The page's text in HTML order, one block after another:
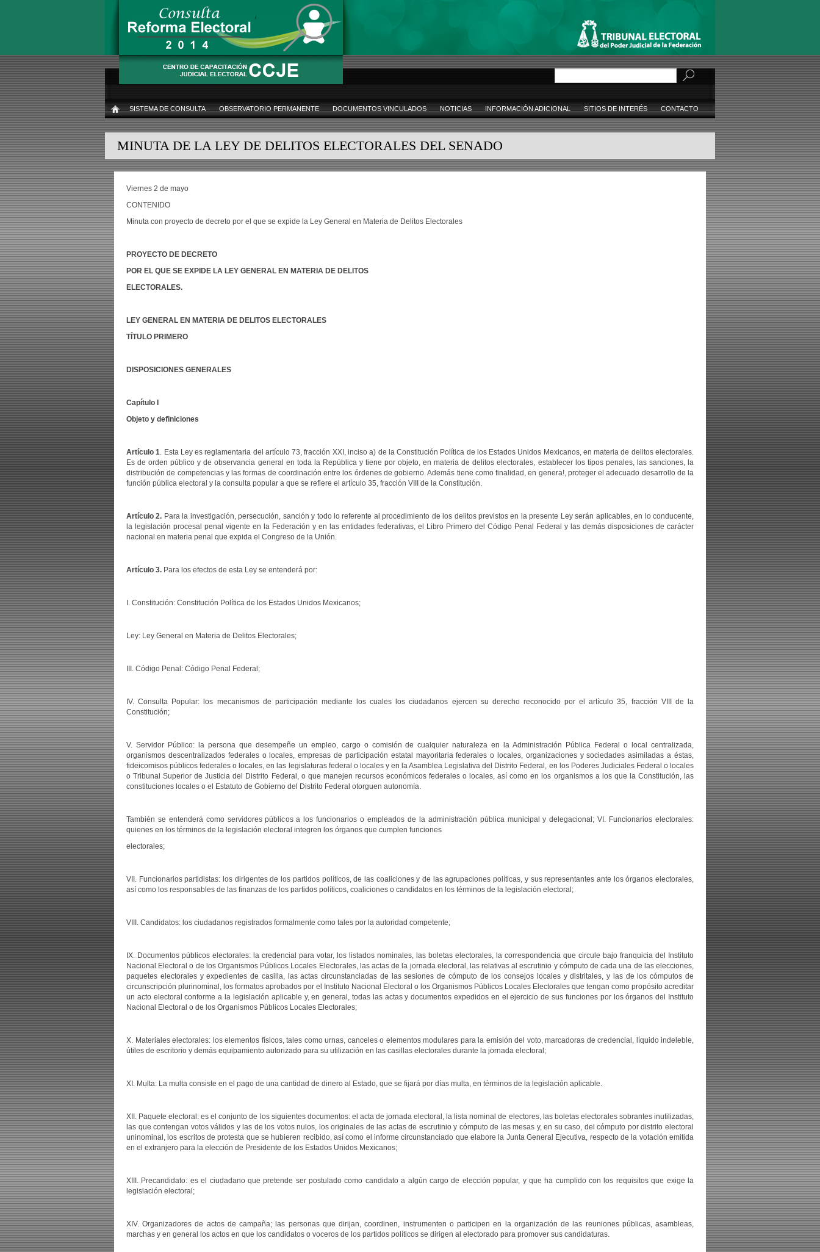
SISTEMA DE CONSULTA OBSERVATORIO PERMANENTE DOCUMENTOS VINCULADOS NOTICIAS INFORMACIÓN ADICIONAL SITIOS DE INTERÉS CONTACTO
MINUTA DE LA LEY DE DELITOS ELECTORALES DEL SENADO
Viernes 2 de mayo
CONTENIDO
Minuta con proyecto de decreto por el que se expide la Ley General en Materia de Delitos Electorales
PROYECTO DE DECRETO
POR EL QUE SE EXPIDE LA LEY GENERAL EN MATERIA DE DELITOS
ELECTORALES.
LEY GENERAL EN MATERIA DE DELITOS ELECTORALES
TÍTULO PRIMERO
DISPOSICIONES GENERALES
Capítulo I
Objeto y definiciones
Artículo 1. Esta Ley es reglamentaria del artículo 73, fracción XXI, inciso a) de la Constitución Política de los Estados Unidos Mexicanos, en materia de delitos electorales.
Es de orden público y de observancia general en toda la República y tiene por objeto, en materia de delitos electorales, establecer los tipos penales, las sanciones, la
distribución de competencias y las formas de coordinación entre los órdenes de gobierno. Además tiene como finalidad, en genera!, proteger el adecuado desarrollo de la
función pública electoral y la consulta popular a que se refiere el artículo 35, fracción VIII de la Constitución.
Artículo 2. Para la investigación, persecución, sanción y todo lo referente al procedimiento de los delitos previstos en la presente Ley serán aplicables, en lo conducente,
la legislación procesal penal vigente en la Federación y en las entidades federativas, el Libro Primero del Código Penal Federal y las demás disposiciones de carácter
nacional en materia penal que expida el Congreso de la Unión.
Artículo 3. Para los efectos de esta Ley se entenderá por:
I. Constitución: Constitución Política de los Estados Unidos Mexicanos;
Ley: Ley General en Materia de Delitos Electorales;
III. Código Penal: Código Penal Federal;
IV. Consulta Popular: los mecanismos de participación mediante los cuales los ciudadanos ejercen su derecho reconocido por el artículo 35, fracción VIII de la
Constitución;
V. Servidor Público: la persona que desempeñe un empleo, cargo o comisión de cualquier naturaleza en la Administración Pública Federal o local centralizada,
organismos descentralizados federales o locales, empresas de participación estatal mayoritaria federales o locales, organizaciones y sociedades asimiladas a éstas,
fideicomisos públicos federales o locales, en las legislaturas federal o locales y en la Asamblea Legislativa del Distrito Federal, en los Poderes Judiciales Federal o locales
o Tribunal Superior de Justicia del Distrito Federal, o que manejen recursos económicos federales o locales, así como en los organismos a los que la Constitución, las
constituciones locales o el Estatuto de Gobierno del Distrito Federal otorguen autonomía.
También se entenderá como servidores públicos a los funcionarios o empleados de la administración pública municipal y delegacional; VI. Funcionarios electorales:
quienes en los términos de la legislación electoral integren los órganos que cumplen funciones
electorales;
VII. Funcionarios partidistas: los dirigentes de los partidos políticos, de las coaliciones y de las agrupaciones políticas, y sus representantes ante los órganos electorales,
así como los responsables de las finanzas de los partidos políticos, coaliciones o candidatos en los términos de la legislación electoral;
VIII. Candidatos: los ciudadanos registrados formalmente como tales por la autoridad competente;
IX. Documentos públicos electorales: la credencial para votar, los listados nominales, las boletas electorales, la correspondencia que circule bajo franquicia del Instituto
Nacional Electoral o de los Organismos Públicos Locales Electorales, las actas de la jornada electoral, las relativas al escrutinio y cómputo de cada una de las elecciones,
paquetes electorales y expedientes de casilla, las actas circunstanciadas de las sesiones de cómputo de los consejos locales y distritales, y las de los cómputos de
circunscripción plurinominal, los formatos aprobados por el Instituto Nacional Electoral o los Organismos Públicos Locales Electorales que tengan como propósito acreditar
un acto electoral conforme a la legislación aplicable y, en general, todas las actas y documentos expedidos en el ejercicio de sus funciones por los órganos del Instituto
Nacional Electoral o de los Organismos Públicos Locales Electorales;
X. Materiales electorales: los elementos físicos, tales como urnas, canceles o elementos modulares para la emisión del voto, marcadoras de credencial, líquido indeleble,
útiles de escritorio y demás equipamiento autorizado para su utilización en las casillas electorales durante la jornada electoral;
XI. Multa: La multa consiste en el pago de una cantidad de dinero al Estado, que se fijará por días multa, en términos de la legislación aplicable.
XII. Paquete electoral: es el conjunto de los siguientes documentos: el acta de jornada electoral, la lista nominal de electores, las boletas electorales sobrantes inutilizadas,
las que contengan votos válidos y las de los votos nulos, los originales de las actas de escrutinio y cómputo de las mesas y, en su caso, del cómputo por distrito electoral
uninominal, los escritos de protesta que se hubieren recibido, así como el informe circunstanciado que elabore la Junta General Ejecutiva, respecto de la votación emitida
en el extranjero para la elección de Presidente de los Estados Unidos Mexicanos;
XIII. Precandidato: es el ciudadano que pretende ser postulado como candidato a algún cargo de elección popular, y que ha cumplido con los requisitos que exige la
legislación electoral;
XIV. Organizadores de actos de campaña; las personas que dirijan, coordinen, instrumenten o participen en la organización de las reuniones públicas, asambleas,
marchas y en general los actos en que los candidatos o voceros de los partidos políticos se dirigen al electorado para promover sus candidaturas.